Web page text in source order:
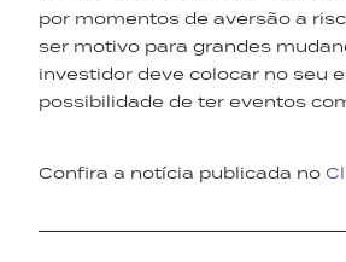
por momentos de aversão a
ser motivo para grandes
investidor deve colocar no seu
possibilidade de ter eventos
Confira a notícia publicada no